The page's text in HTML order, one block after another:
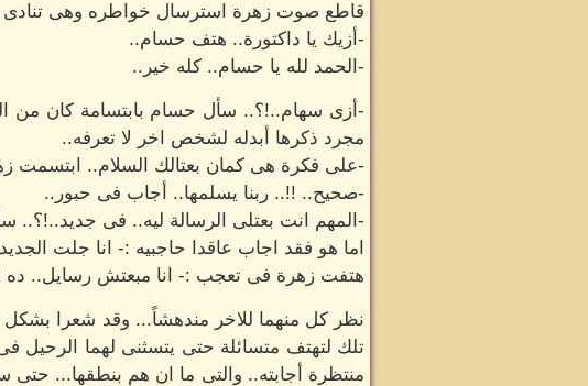
قاطع صوت زهرة استرسال خواطره وهى
-أزيك يا داكتورة.. هتف حسام..
-الحمد لله يا حسام.. كله خير..
-أزى سهام..!؟.. سأل حسام بابتسامة كان من
مجرد ذكرها أبدله لشخص اخر لا تعرفه..
-على فكرة هى كمان بعتالك السلام.. ابتسمت
-صحيح.. !!.. ربنا يسلمها.. أجاب فى حبور..
-المهم انت بعتلى الرسالة ليه.. فى جديد..!؟..
اما هو فقد اجاب عاقدا حاجبيه :- انا جلت
هتفت زهرة فى تعجب :- انا مبعتش رسايل..
نظر كل منهما للاخر مندهشاً... وقد شعرا
تلك لتهتف متسائلة حتى يتسثنى لهما
منتظرة أجابته.. والتى ما ان هم بنطقها... حتى